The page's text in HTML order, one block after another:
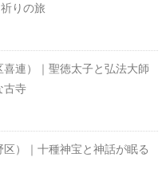
りの旅
連）｜聖徳太子と弘法大師
古寺
）｜十種神宝と神話が眠る